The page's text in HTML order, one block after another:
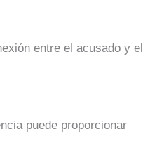
entre el acusado y el
puede proporcionar